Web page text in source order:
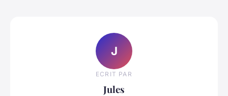
J
ECRIT PAR
Jules